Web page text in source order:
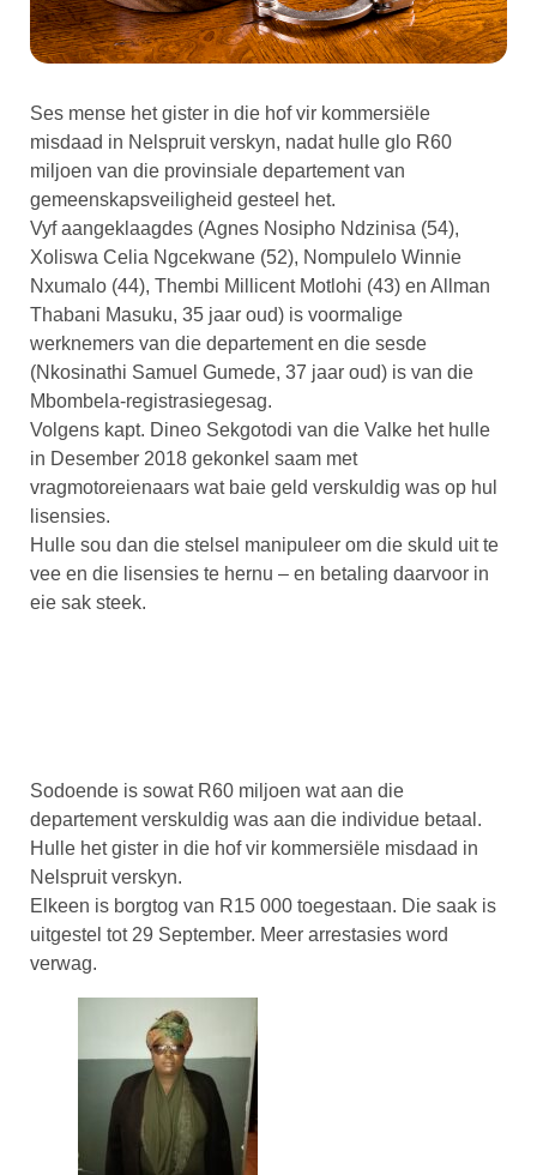
Ses mense het gister in die hof vir kommersiële
misdaad in Nelspruit verskyn, nadat hulle glo R60
miljoen van die provinsiale departement van
gemeenskapsveiligheid gesteel het.
Vyf aangeklaagdes (Agnes Nosipho Ndzinisa (54),
Xoliswa Celia Ngcekwane (52), Nompulelo Winnie
Nxumalo (44), Thembi Millicent Motlohi (43) en Allman
Thabani Masuku, 35 jaar oud) is voormalige
werknemers van die departement en die sesde
(Nkosinathi Samuel Gumede, 37 jaar oud) is van die
Mbombela-registrasiegesag.
Volgens kapt. Dineo Sekgotodi van die Valke het hulle
in Desember 2018 gekonkel saam met
vragmotoreienaars wat baie geld verskuldig was op hul
lisensies.
Hulle sou dan die stelsel manipuleer om die skuld uit te
vee en die lisensies te hernu – en betaling daarvoor in
eie sak steek.
Sodoende is sowat R60 miljoen wat aan die
departement verskuldig was aan die individue betaal.
Hulle het gister in die hof vir kommersiële misdaad in
Nelspruit verskyn.
Elkeen is borgtog van R15 000 toegestaan. Die saak is
uitgestel tot 29 September. Meer arrestasies word
verwag.